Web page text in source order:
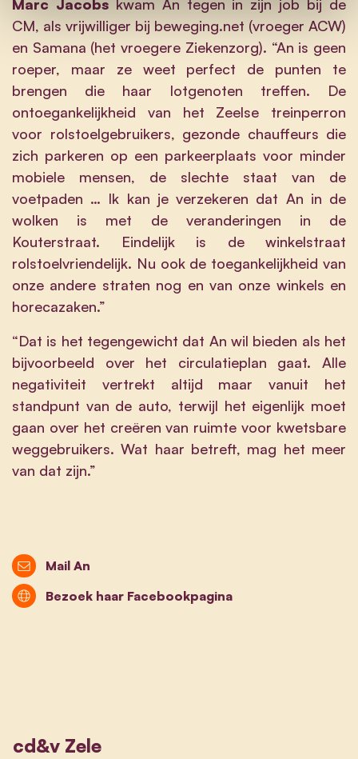
Marc Jacobskwam An tegen in zijn job bij de
CM, als vrijwilliger bij beweging.net (vroeger ACW)
en Samana (het vroegere Ziekenzorg). “An is geen
roeper, maar ze weet perfect de punten te
brengen die haar lotgenoten treffen. De
ontoegankelijkheid van het Zeelse treinperron
voor rolstoelgebruikers, gezonde chauffeurs die
zich parkeren op een parkeerplaats voor minder
mobiele mensen, de slechte staat van de
voetpaden … Ik kan je verzekeren dat An in de
wolken is met de veranderingen in de
Kouterstraat. Eindelijk is de winkelstraat
rolstoelvriendelijk. Nu ook de toegankelijkheid van
onze andere straten nog en van onze winkels en
horecazaken.”
“Dat is het tegengewicht dat An wil bieden als het
bijvoorbeeld over het circulatieplan gaat. Alle
negativiteit vertrekt altijd maar vanuit het
standpunt van de auto, terwijl het eigenlijk moet
gaan over het creëren van ruimte voor kwetsbare
weggebruikers. Wat haar betreft, mag het meer
van dat zijn.”
Mail An
Bezoek haar Facebookpagina
cd&v Zele